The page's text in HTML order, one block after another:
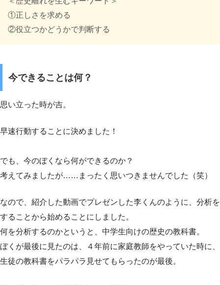
①正しさを求める
②役立つかどうかで判断する
今できることは何？
思い立った時が吉。
早速行動することに決めました！
でも、今のぼくなら何ができるのか？
考えてみましたが……まったく思いつきませんでした（笑）
なので、紹介した動画でプレゼンした李くんのように、分析を
することから始めることにしました。
何を分析するのかというと、中学生向けの歴史の教科書。
ぼくが最後に見たのは、４年前に家庭教師をやっていた時に、
生徒の教科書をパラパラ見せてもらったのが最後。